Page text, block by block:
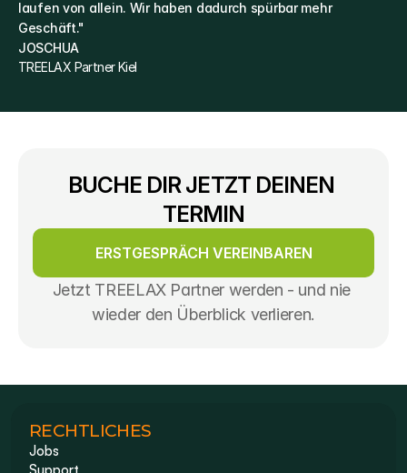
laufen von allein. Wir haben dadurch spürbar mehr
Geschäft."
JOSCHUA
TREELAX Partner Kiel
BUCHE DIR JETZT DEINEN
TERMIN
ERSTGESPRÄCH VEREINBAREN
Jetzt TREELAX Partner werden - und nie
wieder den Überblick verlieren.
RECHTLICHES
Jobs